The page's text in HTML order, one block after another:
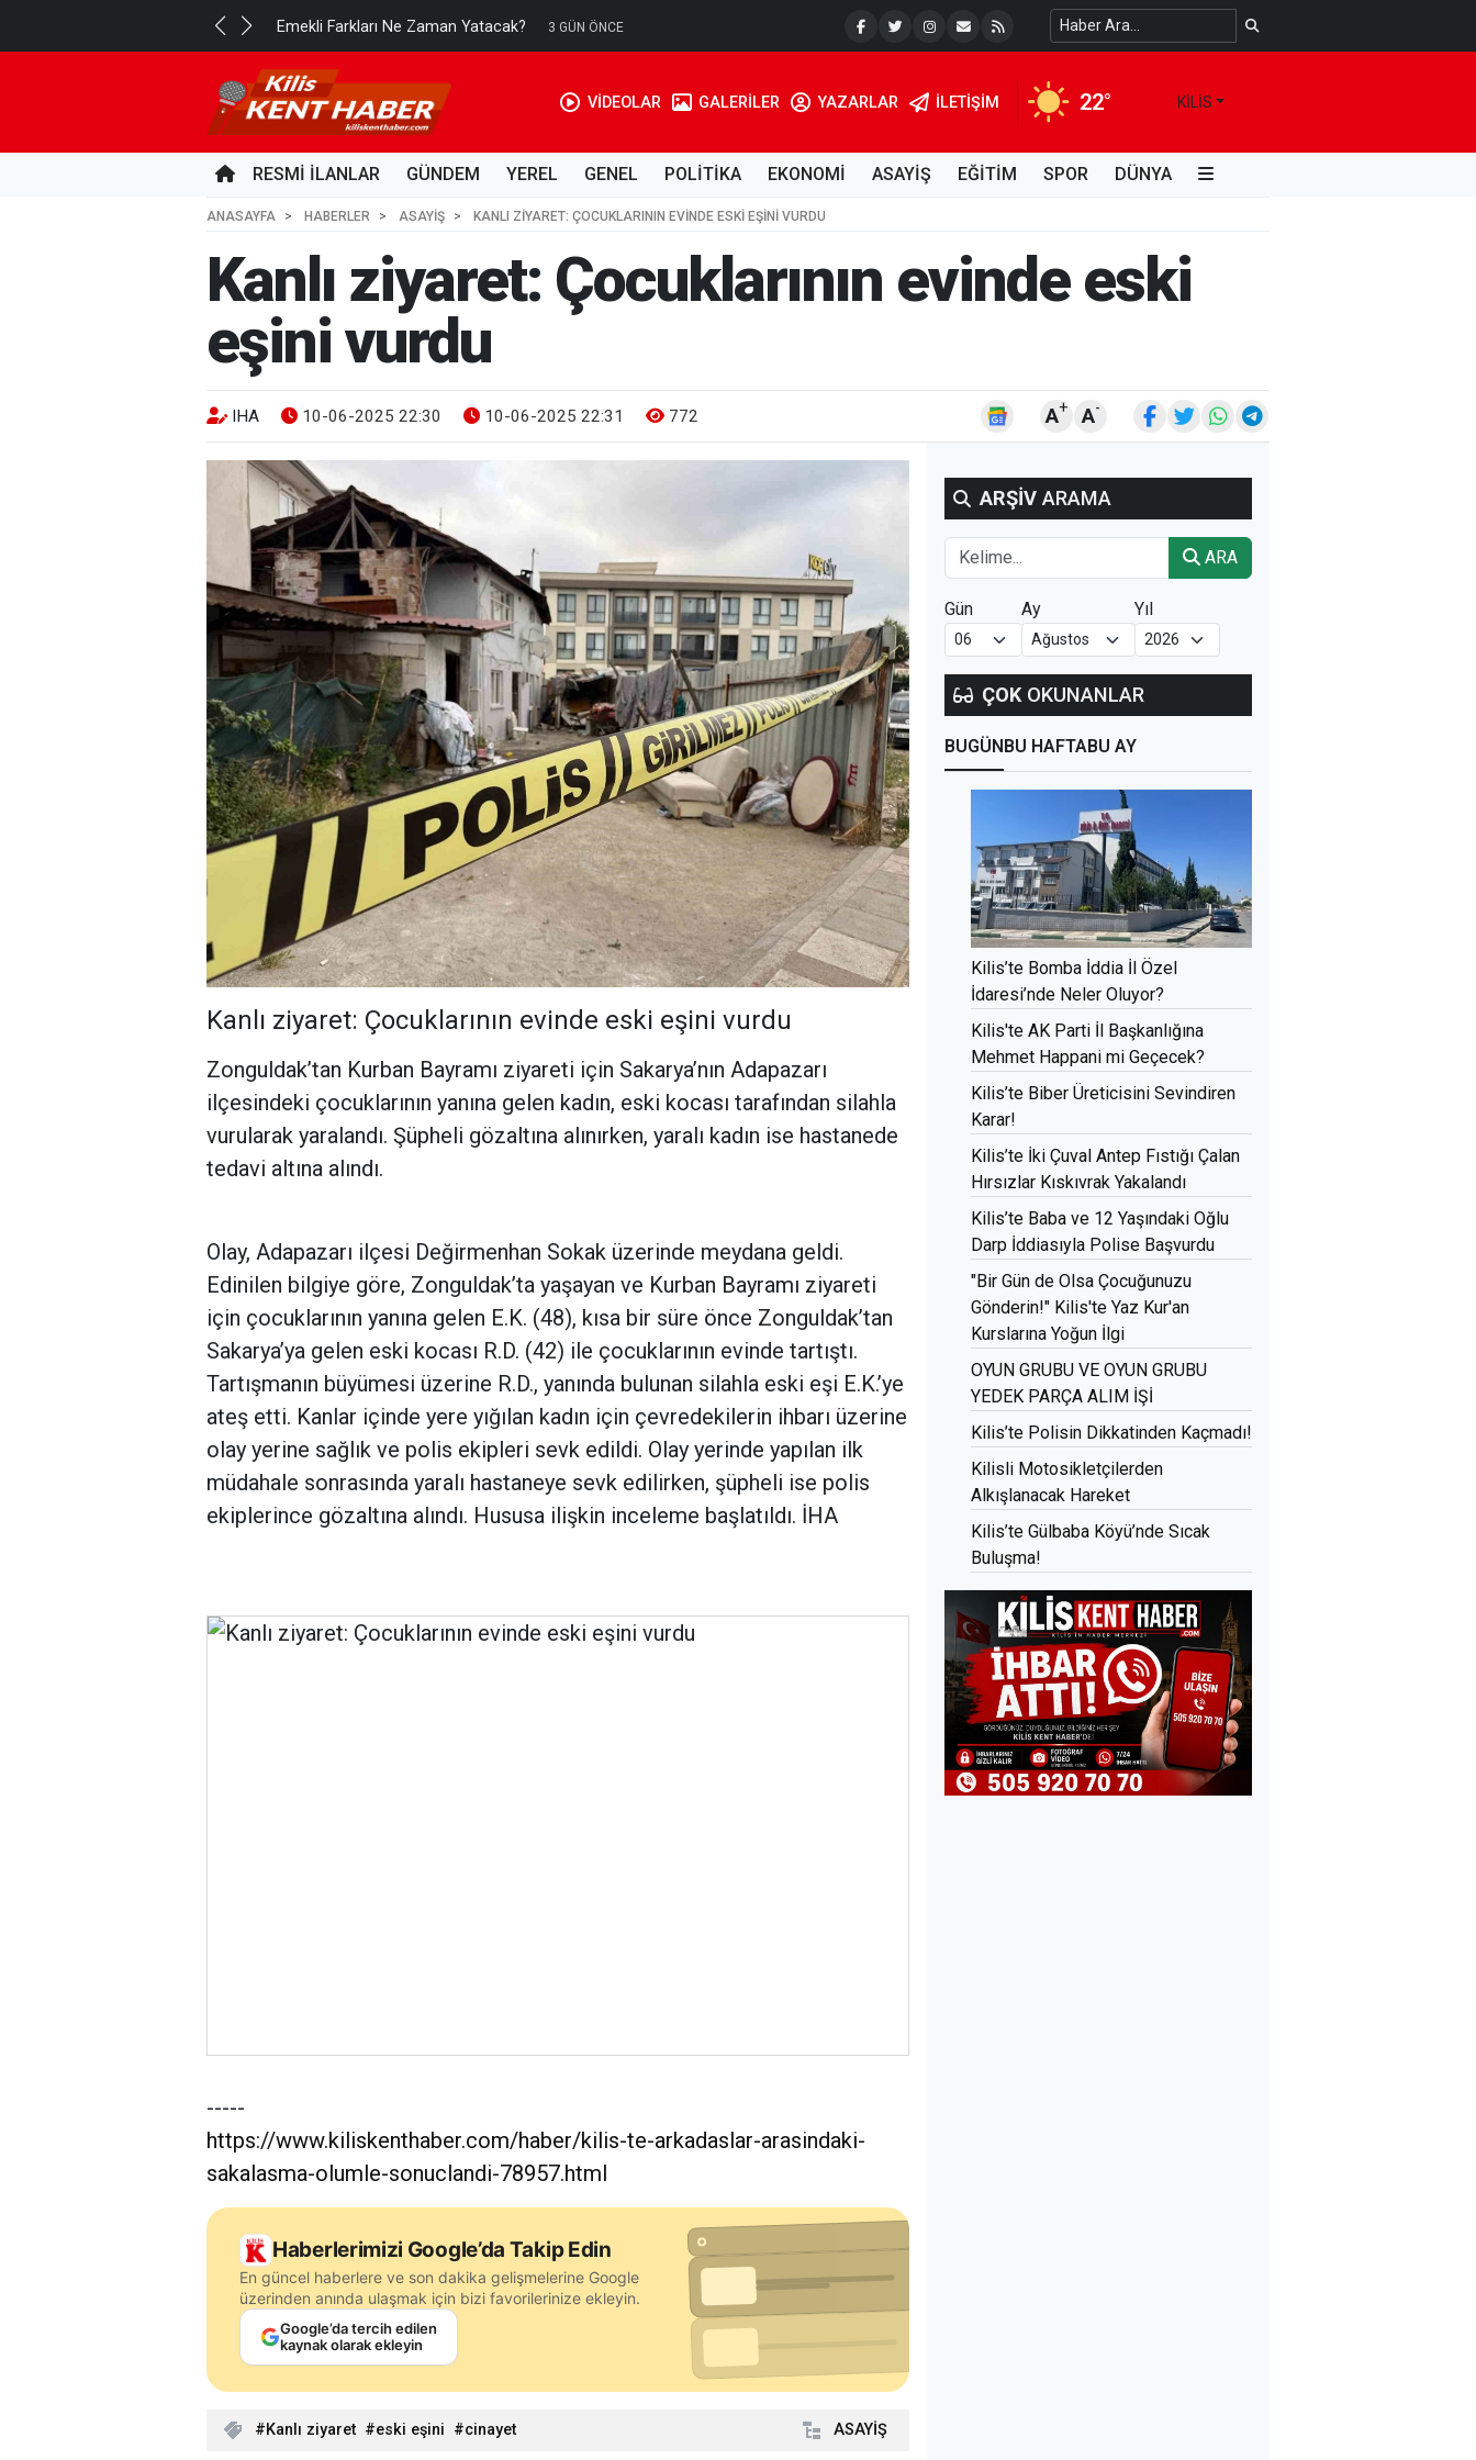
Emekli Farkları Ne Zaman Yatacak? 3 GÜN ÖNCE Su Kuyusu Temiz Suya Erişimde Kalıcı Bir Çözüm
VİDEOLAR GALERİLER YAZARLAR İLETIŞIM 22° KILIS
RESMİ İLANLAR GÜNDEM YEREL GENEL POLİTİKA EKONOMİ ASAYİŞ EĞİTİM SPOR DÜNYA
ANASAYFA HABERLER ASAYİŞ KANLI ZIYARET: ÇOCUKLARININ EVINDE ESKI EŞINI VURDU
Kanlı ziyaret: Çocuklarının evinde eski
eşini vurdu
IHA 10-06-2025 22:30 10-06-2025 22:31 772 A+ A-
Kanlı ziyaret: Çocuklarının evinde eski eşini vurdu
Zonguldak’tan Kurban Bayramı ziyareti için Sakarya’nın Adapazarı
ilçesindeki çocuklarının yanına gelen kadın, eski kocası tarafından silahla
vurularak yaralandı. Şüpheli gözaltına alınırken, yaralı kadın ise hastanede
tedavi altına alındı.
Olay, Adapazarı ilçesi Değirmenhan Sokak üzerinde meydana geldi.
Edinilen bilgiye göre, Zonguldak’ta yaşayan ve Kurban Bayramı ziyareti
için çocuklarının yanına gelen E.K. (48), kısa bir süre önce Zonguldak’tan
Sakarya’ya gelen eski kocası R.D. (42) ile çocuklarının evinde tartıştı.
Tartışmanın büyümesi üzerine R.D., yanında bulunan silahla eski eşi E.K.’ye
ateş etti. Kanlar içinde yere yığılan kadın için çevredekilerin ihbarı üzerine
olay yerine sağlık ve polis ekipleri sevk edildi. Olay yerinde yapılan ilk
müdahale sonrasında yaralı hastaneye sevk edilirken, şüpheli ise polis
ekiplerince gözaltına alındı. Hususa ilişkin inceleme başlatıldı. İHA
-----
https://www.kiliskenthaber.com/haber/kilis-te-arkadaslar-arasindaki-
sakalasma-olumle-sonuclandi-78957.html
Haberlerimizi Google’da Takip Edin
En güncel haberlere ve son dakika gelişmelerine Google
üzerinden anında ulaşmak için bizi favorilerinize ekleyin.
Google’da tercih edilen
kaynak olarak ekleyin
Kanlı ziyaret eski eşini cinayet ASAYİŞ
ARŞİV ARAMA
ARA
Gün Ay Yıl
ÇOK OKUNANLAR
BUGÜNBU HAFTABU AY
Kilis’te Bomba İddia İl Özel
İdaresi’nde Neler Oluyor?
Kilis'te AK Parti İl Başkanlığına
Mehmet Happani mi Geçecek?
Kilis’te Biber Üreticisini Sevindiren
Karar!
Kilis’te İki Çuval Antep Fıstığı Çalan
Hırsızlar Kıskıvrak Yakalandı
Kilis’te Baba ve 12 Yaşındaki Oğlu
Darp İddiasıyla Polise Başvurdu
"Bir Gün de Olsa Çocuğunuzu
Gönderin!" Kilis'te Yaz Kur'an
Kurslarına Yoğun İlgi
OYUN GRUBU VE OYUN GRUBU
YEDEK PARÇA ALIM İŞİ
Kilis’te Polisin Dikkatinden Kaçmadı!
Kilisli Motosikletçilerden
Alkışlanacak Hareket
Kilis’te Gülbaba Köyü’nde Sıcak
Buluşma!